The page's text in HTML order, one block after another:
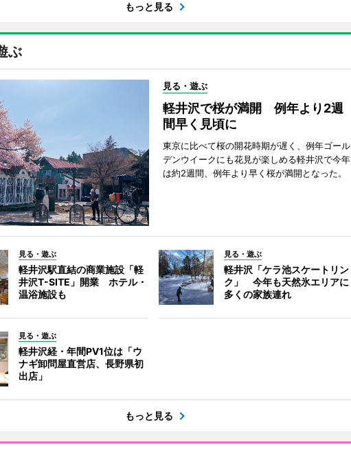
もっと見る
ぶ
見る・遊ぶ
軽井沢で桜が満開 例年より2週
間早く見頃に
東京に比べて桜の開花時期が遅く、例年ゴール
デンウイークにも花見が楽しめる軽井沢で今年
は約2週間、例年より早く桜が満開となった。
見る・遊ぶ
軽井沢駅直結の商業施設「軽
井沢T-SITE」開業 ホテル・
温浴施設も
見る・遊ぶ
軽井沢「ケラ池スケートリン
ク」 今年も天然氷エリアに
多くの家族連れ
見る・遊ぶ
軽井沢経・年間PV1位は「ウ
ナギ卸問屋直営店、長野県初
出店」
もっと見る